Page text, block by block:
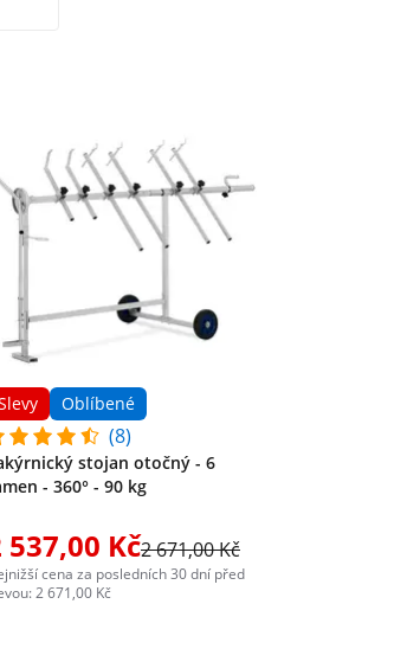
Oblíbené
(8)
stojan otočný - 6
- 360° - 90 kg
537,00 Kč2 671,00 Kč
cena za posledních 30 dní před
2 671,00 Kč